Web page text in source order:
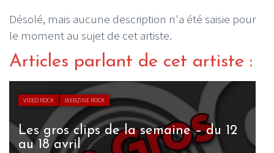
Désolé, mais aucune description n'a été saisie pour
le moment au sujet de cet artiste.
Articles parlant de cet artiste :
VIDEO ROCK WEBZINE ROCK
Les gros clips de la semaine – du 12
au 18 avril